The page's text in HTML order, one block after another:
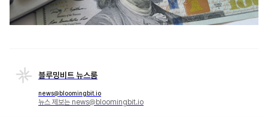
블루밍비트 뉴스룸
news@bloomingbit.io
뉴스 제보는 news@bloomingbit.io